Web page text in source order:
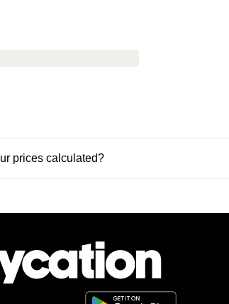
prices calculated?